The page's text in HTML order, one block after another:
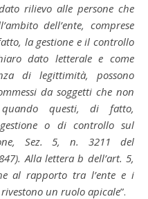
rilievo alle persone che
dell’ente, comprese
la gestione e il controllo
dato letterale e come
di legittimità, possono
da soggetti che non
questi, di fatto,
o di controllo sul
Sez. 5, n. 3211 del
Alla lettera b dell’art. 5,
al rapporto tra l’ente e i
un ruolo apicale”.